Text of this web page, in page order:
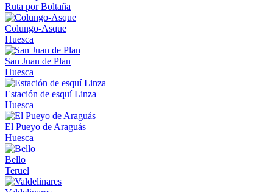
Ruta por Boltaña
Colungo-Asque
Huesca
San Juan de Plan
Huesca
Estación de esquí Linza
Huesca
El Pueyo de Araguás
Huesca
Bello
Teruel